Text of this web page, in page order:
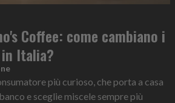
Coffee: come cambiano i
Italia?
più curioso, che porta a casa
e sceglie miscele sempre più